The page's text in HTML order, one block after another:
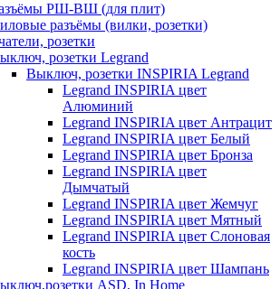
РШ-ВШ (для плит)
разъёмы (вилки, розетки)
розетки
розетки Legrand
Выключ, розетки INSPIRIA Legrand
Legrand INSPIRIA цвет
Алюминий
Legrand INSPIRIA цвет Антрацит
Legrand INSPIRIA цвет Белый
Legrand INSPIRIA цвет Бронза
Legrand INSPIRIA цвет
Дымчатый
Legrand INSPIRIA цвет Жемчуг
Legrand INSPIRIA цвет Мятный
Legrand INSPIRIA цвет Слоновая
кость
Legrand INSPIRIA цвет Шампань
ASD, In Home